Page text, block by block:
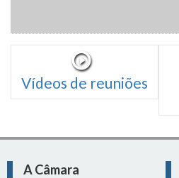
Vídeos de reuniões
A Câmara